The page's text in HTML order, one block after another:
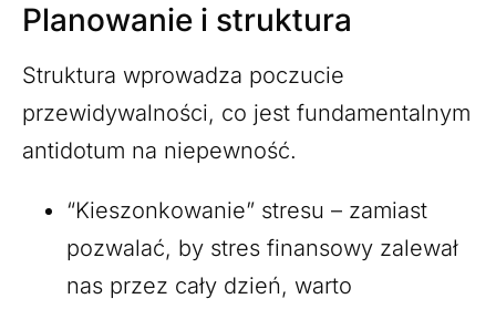
Planowanie i struktura
Struktura wprowadza poczucie
przewidywalności, co jest fundamentalnym
antidotum na niepewność.
“Kieszonkowanie” stresu – zamiast
pozwalać, by stres finansowy zalewał
nas przez cały dzień, warto